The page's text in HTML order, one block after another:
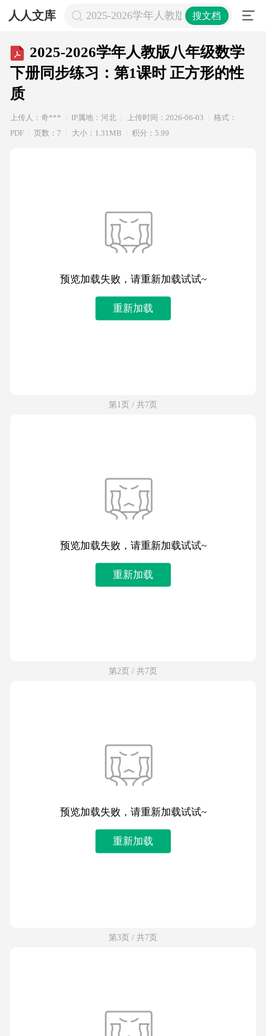
人人文库 2025-2026学年人教版八年级数学下
搜文档
2025-2026学年人教版八年级数学
下册同步练习：第1课时 正方形的性
质
上传人：奇*** IP属地：河北 上传时间：2026-06-03
格式：
PDF
页数：7 大小：1.31MB 积分：5.99
预览加载失败，请重新加载试试~
重新加载
第1页 / 共7页
预览加载失败，请重新加载试试~
重新加载
第2页 / 共7页
预览加载失败，请重新加载试试~
重新加载
第3页 / 共7页